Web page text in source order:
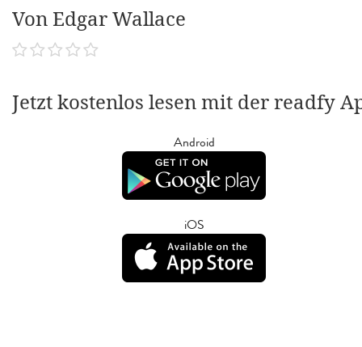
Von Edgar Wallace
Jetzt kostenlos lesen mit der readfy
Android
iOS